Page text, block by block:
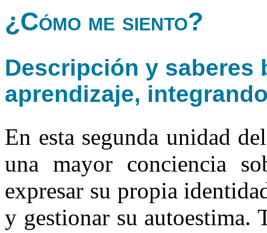
¿Cómo me siento?
Descripción y saberes
aprendizaje,
En esta segunda unidad
una mayor conciencia
expresar su propia
y gestionar su autoestima.